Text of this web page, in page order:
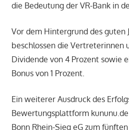
die Bedeutung der VR-Bank in
Vor dem Hintergrund des guten
beschlossen die Vertreterinnen
Dividende von 4 Prozent sowie
Bonus von 1 Prozent.
Ein weiterer Ausdruck des
Bewertungsplattform
Bonn Rhein-Sieg eG zum